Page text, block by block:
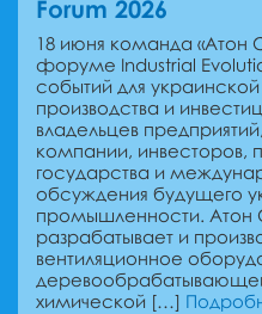
Forum 2026
18 июня команда «Атон
форуме Industrial
событий для
производства и
владельцев
компании, инвесторов,
государства и
обсуждения будущего
промышленности. Атон
разрабатывает и
вентиляционное
химической […]